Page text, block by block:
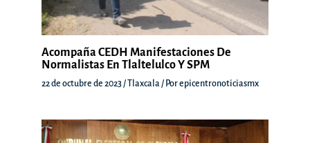
Acompaña CEDH Manifestaciones De
Normalistas En Tlaltelulco Y SPM
22 de octubre de 2023/ Tlaxcala / Porepicentronoticiasmx